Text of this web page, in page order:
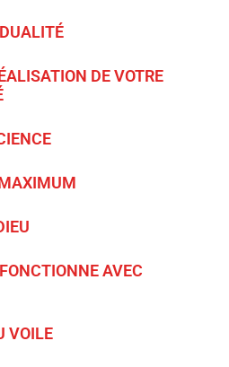
DE VOTRE
AVEC
VOILE